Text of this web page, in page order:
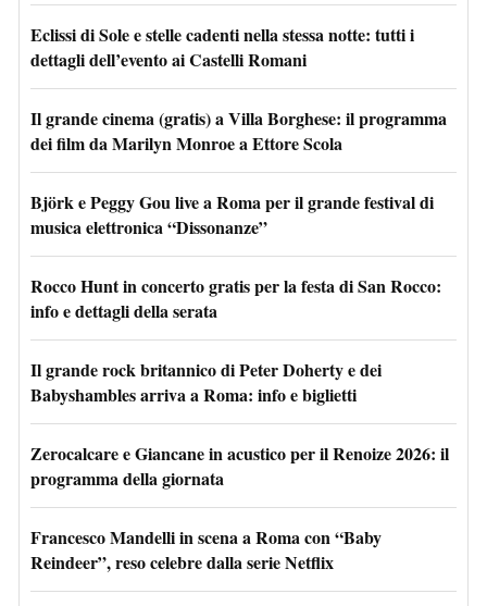
Eclissi di Sole e stelle cadenti nella stessa notte: tutti i
dettagli dell’evento ai Castelli Romani
Il grande cinema (gratis) a Villa Borghese: il programma
dei film da Marilyn Monroe a Ettore Scola
Björk e Peggy Gou live a Roma per il grande festival di
musica elettronica “Dissonanze”
Rocco Hunt in concerto gratis per la festa di San Rocco:
info e dettagli della serata
Il grande rock britannico di Peter Doherty e dei
Babyshambles arriva a Roma: info e biglietti
Zerocalcare e Giancane in acustico per il Renoize 2026: il
programma della giornata
Francesco Mandelli in scena a Roma con “Baby
Reindeer”, reso celebre dalla serie Netflix